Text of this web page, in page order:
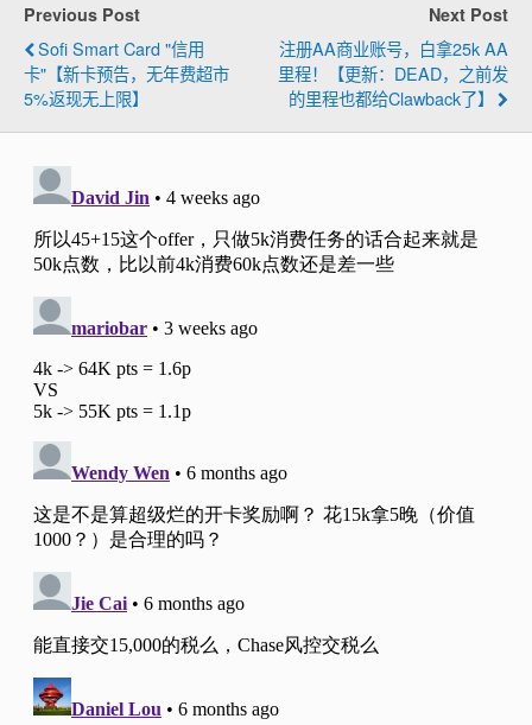
Previous Post
Sofi Smart Card "信用
卡"【新卡预告，无年费超市
5%返现无上限】
Next Post
注册AA商业账号，白拿25k AA
里程！【更新：DEAD，之前发
的里程也都给clawback了】